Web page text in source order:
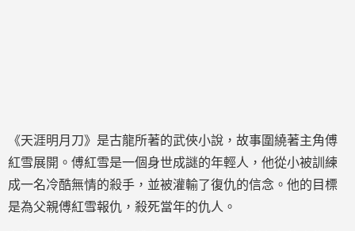
《天涯明月刀》是古龍所著的武俠小說，故事圍繞著主角傅
紅雪展開。傅紅雪是一個身世成謎的年輕人，他從小被訓練
成一名冷酷無情的殺手，並被灌輸了復仇的信念。他的目標
是為父親傅紅雪報仇，殺死當年的仇人。